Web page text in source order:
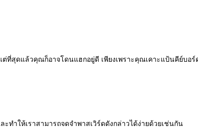
ที่สุดแล้วคุณก็อาจโดนแฮกอยู่ดี เพียงเพราะคุณเคาะแป้นคีย์บอร์ด
ทำให้เราสามารถจดจำพาสเวิร์ดดังกล่าวได้ง่ายด้วยเช่นกัน